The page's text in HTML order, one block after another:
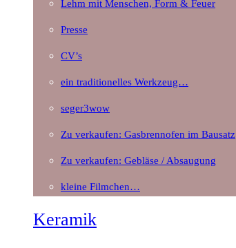
Lehm mit Menschen, Form & Feuer
Presse
CV’s
ein traditionelles Werkzeug…
seger3wow
Zu verkaufen: Gasbrennofen im Bausatz
Zu verkaufen: Gebläse / Absaugung
kleine Filmchen…
Keramik